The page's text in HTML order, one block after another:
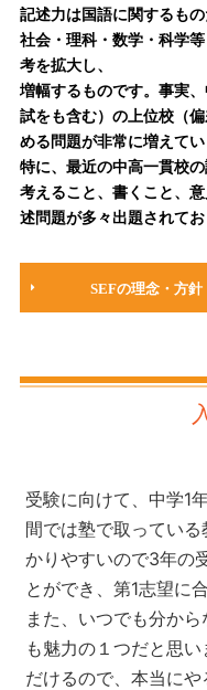
記述力は国語に関するもの
社会・理科・数学・科学
考を拡大し、
増幅するものです。事実
試をも含む）の上位校（
める問題が非常に増えてい
特に、最近の中高一貫校の
考えること、書くこと、
述問題が多々出題されてお
SEFの理念・方
受験に向けて、中学1
間では塾で取ってい
かりやすいので3年の
とができ、第1志望に
また、いつでも分か
も魅力の１つだと思
だけるので、本当にや